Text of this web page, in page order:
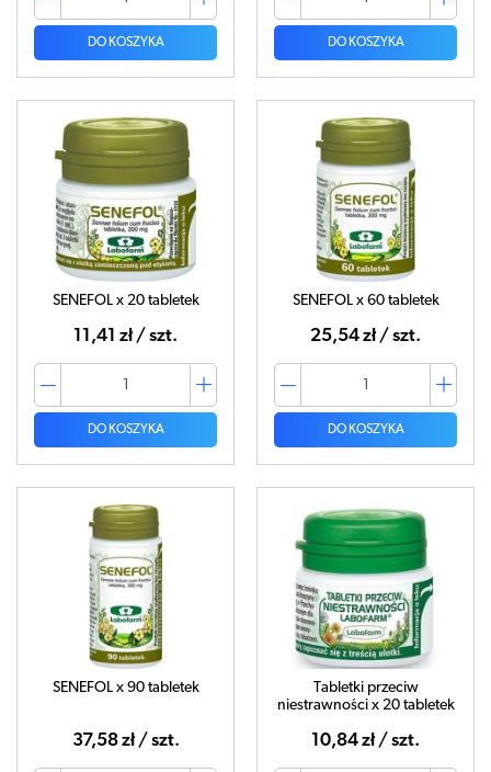
DO KOSZYKA DO KOSZYKA
SENEFOL x 20 tabletek
11,41 zł / szt.
DO KOSZYKA
SENEFOL x 60 tabletek
25,54 zł / szt.
DO KOSZYKA
SENEFOL x 90 tabletek
37,58 zł / szt.
Tabletki przeciw
niestrawności x 20 tabletek
10,84 zł / szt.